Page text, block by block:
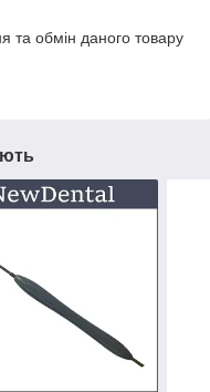
та обмін даного товару